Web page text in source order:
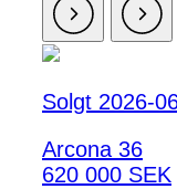
Solgt 2026-
Arcona 36
620 000 SEK